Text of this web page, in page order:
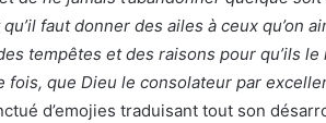
faut donner des ailes à ceux qu’on
tempêtes et des raisons pour qu’ils
fois, que Dieu le consolateur par
d’emojies traduisant tout son